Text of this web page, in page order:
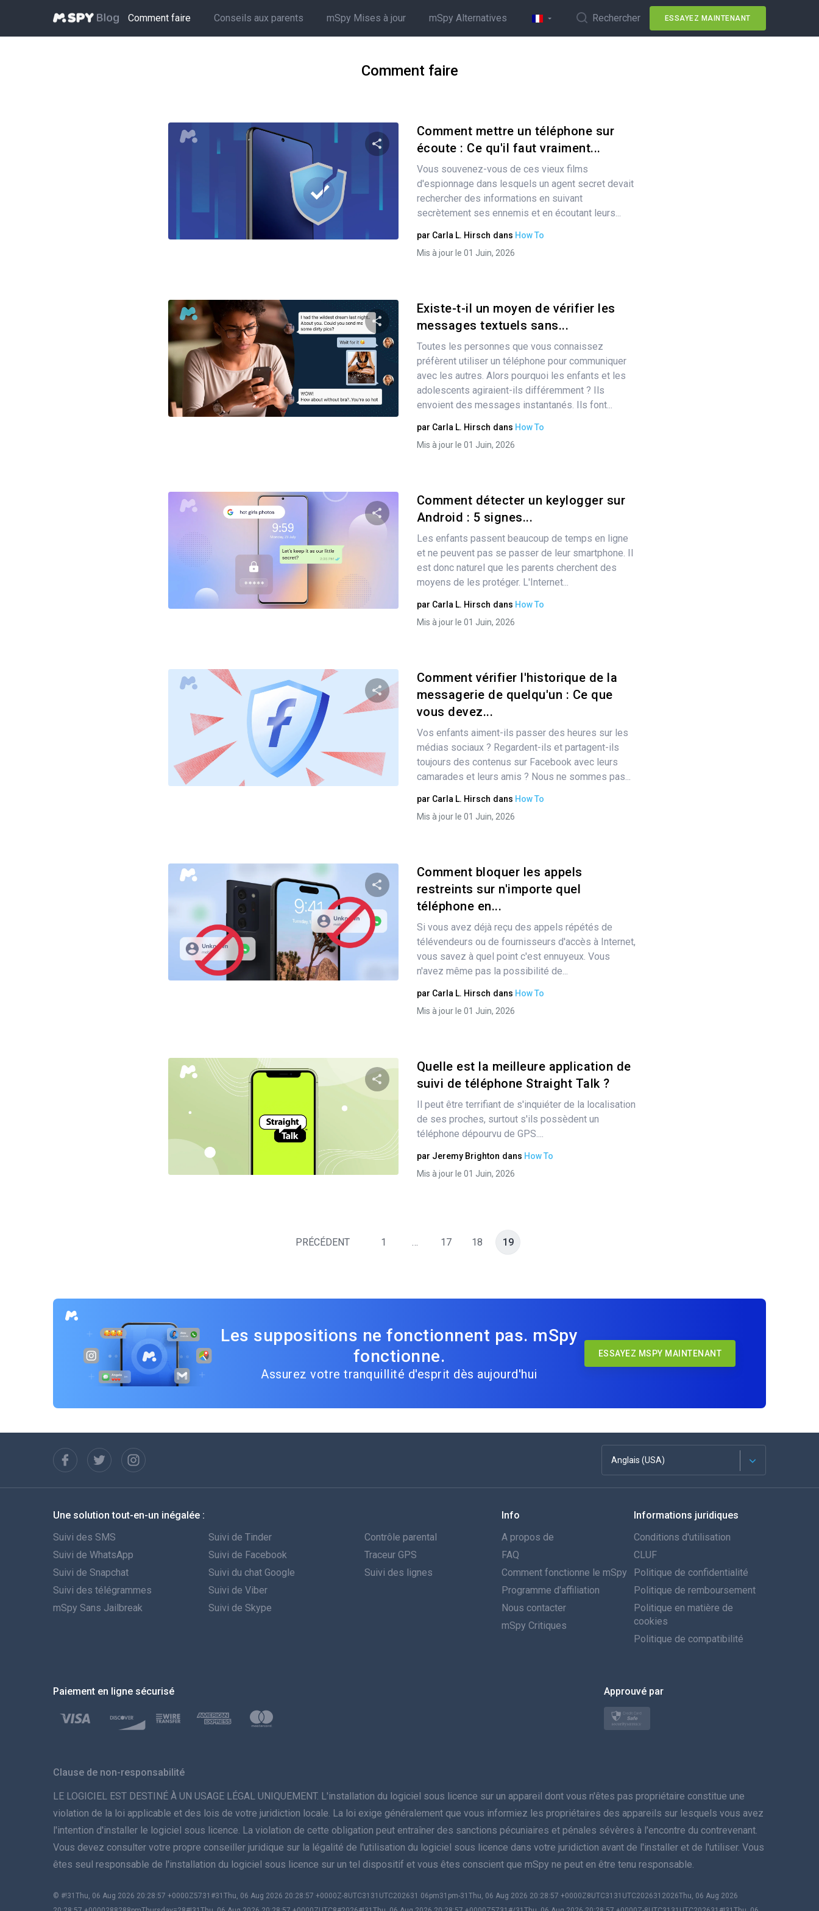
Comment faire Conseils aux parents mSpy Mises à jour mSpy Alternatives Rechercher ESSAYEZ MAINTENANT
Comment faire
Partager
Comment mettre un téléphone sur
écoute : Ce qu'il faut vraiment...
Vous souvenez-vous de ces vieux films
d'espionnage dans lesquels un agent secret devait
rechercher des informations en suivant
secrètement ses ennemis et en écoutant leurs...
par Carla L. Hirsch dans How To
Mis à jour le 01 Juin, 2026
Partager
Twitter Facebook Copier le lien
Existe-t-il un moyen de vérifier les
messages textuels sans...
Toutes les personnes que vous connaissez
préfèrent utiliser un téléphone pour communiquer
avec les autres. Alors pourquoi les enfants et les
adolescents agiraient-ils différemment ? Ils
envoient des messages instantanés. Ils font...
par Carla L. Hirsch dans How To
Mis à jour le 01 Juin, 2026
Partager
Comment détecter un keylogger sur
Android : 5 signes...
Les enfants passent beaucoup de temps en ligne
et ne peuvent pas se passer de leur smartphone. Il
est donc naturel que les parents cherchent des
moyens de les protéger. L'Internet...
par Carla L. Hirsch dans How To
Mis à jour le 01 Juin, 2026
Twitter Copier le lien
Comment vérifier l'historique de la
messagerie de quelqu'un : Ce que
vous devez...
Vos enfants aiment-ils passer des heures sur les
médias sociaux ? Regardent-ils et partagent-ils
toujours des contenus sur Facebook avec leurs
camarades et leurs amis ? Nous ne sommes pas...
par Carla L. Hirsch dans How To
Mis à jour le 01 Juin, 2026
Partager
Facebook Copier le lien
Comment bloquer les appels
restreints sur n'importe quel
téléphone en...
Si vous avez déjà reçu des appels répétés de
télévendeurs ou de fournisseurs d'accès à Internet,
vous savez à quel point c'est ennuyeux. Vous
n'avez même pas la possibilité de...
par Carla L. Hirsch dans How To
Mis à jour le 01 Juin, 2026
Partager
Twitter Facebook Copier le lien
Quelle est la meilleure application de
suivi de téléphone Straight Talk ?
Il peut être terrifiant de s'inquiéter de la localisation
de ses proches, surtout s'ils possèdent un
téléphone dépourvu de GPS....
par Jeremy Brighton dans How To
Mis à jour le 01 Juin, 2026
PRÉCÉDENT 1 … 17 18 19
Les suppositions ne fonctionnent pas. mSpy
fonctionne.
Assurez votre tranquillité d'esprit dès aujourd'hui
ESSAYEZ MSPY MAINTENANT
Anglais (USA)
Français
Espagnol
Português
Italiano
العربية
Türkçe
Polski
Svenska
简体中文
Dansk
Une solution tout-en-un inégalée :
Suivi des SMS
Suivi de WhatsApp
Suivi de Snapchat
Suivi des télégrammes
mSpy Sans Jailbreak
Suivi de Tinder
Suivi de Facebook
Suivi du chat Google
Suivi de Viber
Suivi de Skype
Contrôle parental
Traceur GPS
Suivi des lignes
Info
A propos de
FAQ
Comment fonctionne le mSpy
Programme d'affiliation
Nous contacter
mSpy Critiques
Informations juridiques
Conditions d'utilisation
CLUF
Politique de confidentialité
Politique de remboursement
Politique en matière de
cookies
Politique de compatibilité
Paiement en ligne sécurisé Approuvé par
Clause de non-responsabilité
LE LOGICIEL EST DESTINÉ À UN USAGE LÉGAL UNIQUEMENT. L'installation du logiciel sous licence sur un appareil dont vous n'êtes pas propriétaire constitue une
violation de la loi applicable et des lois de votre juridiction locale. La loi exige généralement que vous informiez les propriétaires des appareils sur lesquels vous avez
l'intention d'installer le logiciel sous licence. La violation de cette obligation peut entraîner des sanctions pécuniaires et pénales sévères à l'encontre du contrevenant.
Vous devez consulter votre propre conseiller juridique sur la légalité de l'utilisation du logiciel sous licence dans votre juridiction avant de l'installer et de l'utiliser. Vous
êtes seul responsable de l'installation du logiciel sous licence sur un tel dispositif et vous êtes conscient que mSpy ne peut en être tenu responsable.
© #!31Thu, 06 Aug 2026 20:28:57 +0000Z5731#31Thu, 06 Aug 2026 20:28:57 +0000Z-8UTC3131UTC202631 06pm31pm-31Thu, 06 Aug 2026 20:28:57 +0000Z8UTC3131UTC2026312026Thu, 06 Aug 2026